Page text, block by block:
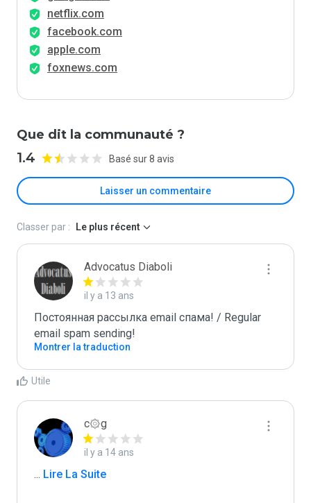
netflix.com
facebook.com
apple.com
foxnews.com
Que dit la communauté ?
1.4 Basé sur 8 avis
Laisser un commentaire
Classer par : Le plus récent
Advocatus Diaboli
il y a 13 ans
Постоянная рассылка email спама! / Regular
email spam sending!
Montrer la traduction
Utile
c۞g
il y a 14 ans
... Lire La Suite